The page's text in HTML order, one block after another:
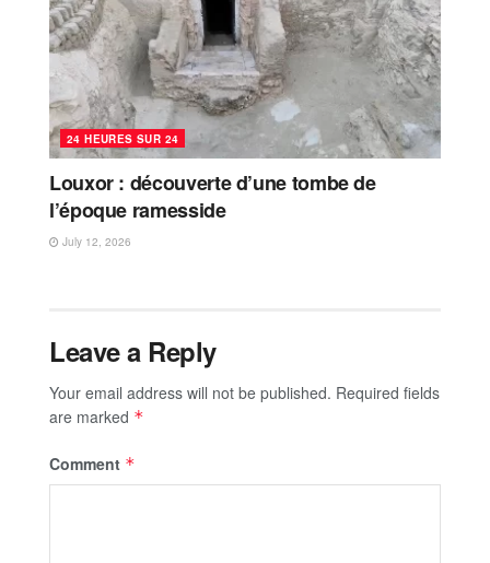
24 HEURES SUR 24
Louxor : découverte d’une tombe de
l’époque ramesside
July 12, 2026
Leave a Reply
Your email address will not be published. Required fields
are marked *
Comment *